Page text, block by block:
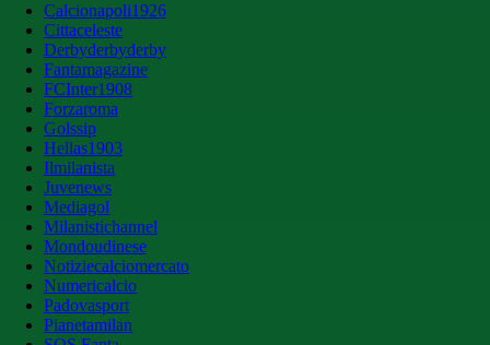
Calcionapoli1926
Cittaceleste
Derbyderbyderby
Fantamagazine
FCInter1908
Forzaroma
Golssip
Hellas1903
Ilmilanista
Juvenews
Mediagol
Milanistichannel
Mondoudinese
Notiziecalciomercato
Numericalcio
Padovasport
Pianetamilan